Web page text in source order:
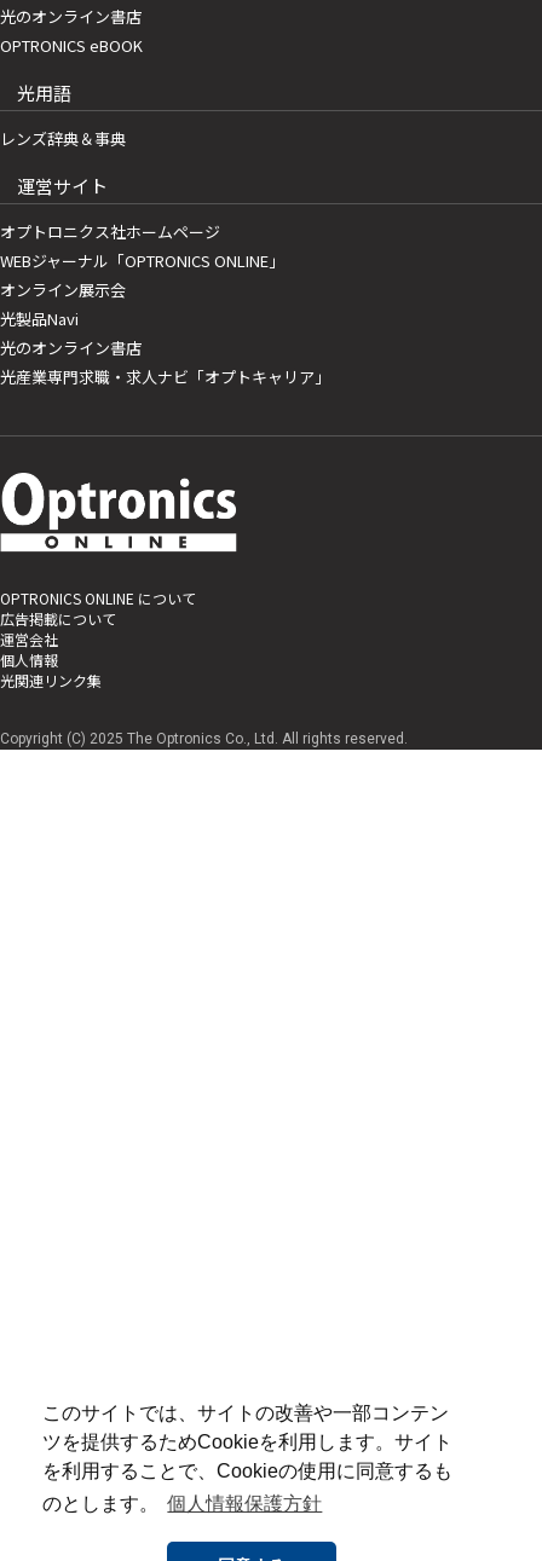
このサイトでは、サイトの改善や一部コンテン
ツを提供するためCookieを利用します。サイト
を利用することで、Cookieの使用に同意するも
のとします。
個人情報保護方針
光のオンライン書店
OPTRONICS eBOOK
光用語
レンズ辞典＆事典
運営サイト
オプトロニクス社ホームページ
WEBジャーナル「OPTRONICS ONLINE」
オンライン展示会
光製品Navi
光のオンライン書店
光産業専門求職・求人ナビ「オプトキャリア」
OPTRONICS ONLINE について
広告掲載について
運営会社
個人情報
光関連リンク集
Copyright (C) 2025 The Optronics Co., Ltd. All rights reserved.